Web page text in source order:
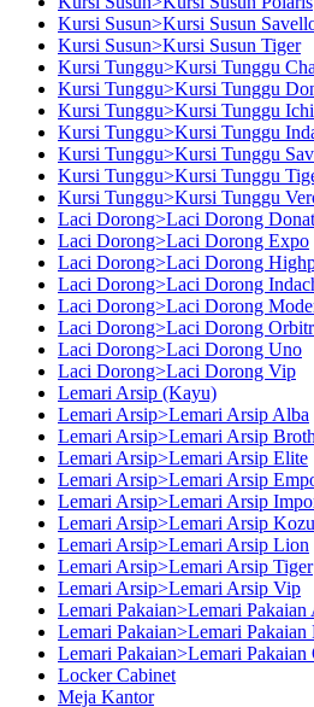
Kursi Susun>Kursi Susun
Kursi Susun>Kursi Susun Tiger
Kursi Tunggu>Kursi Tunggu
Kursi Tunggu>Kursi Tunggu
Kursi Tunggu>Kursi Tunggu
Kursi Tunggu>Kursi Tunggu
Kursi Tunggu>Kursi Tunggu
Kursi Tunggu>Kursi Tunggu
Kursi Tunggu>Kursi Tunggu
Laci Dorong>Laci Dorong
Laci Dorong>Laci Dorong Expo
Laci Dorong>Laci Dorong
Laci Dorong>Laci Dorong
Laci Dorong>Laci Dorong
Laci Dorong>Laci Dorong
Laci Dorong>Laci Dorong Uno
Laci Dorong>Laci Dorong Vip
Lemari Arsip (Kayu)
Lemari Arsip>Lemari Arsip Alba
Lemari Arsip>Lemari Arsip
Lemari Arsip>Lemari Arsip Elite
Lemari Arsip>Lemari Arsip
Lemari Arsip>Lemari Arsip
Lemari Arsip>Lemari Arsip
Lemari Arsip>Lemari Arsip Lion
Lemari Arsip>Lemari Arsip Tiger
Lemari Arsip>Lemari Arsip Vip
Lemari Pakaian>Lemari Pakaian
Lemari Pakaian>Lemari Pakaian
Lemari Pakaian>Lemari Pakaian
Locker Cabinet
Meja Kantor